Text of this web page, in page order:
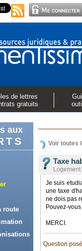
de lettres
gratuits
aux
route
Voir toutes
Taxe
Je suis
une taxe
ne dois pas
Pouvez-
MERCI.
Question